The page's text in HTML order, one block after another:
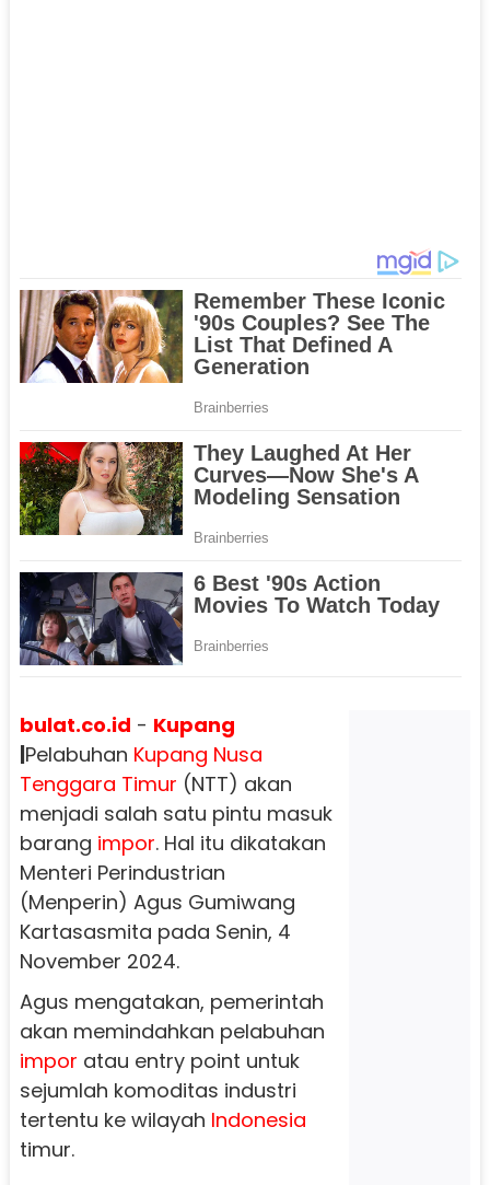
bulat.co.id - Kupang
|Pelabuhan Kupang Nusa
Tenggara Timur (NTT) akan
menjadi salah satu pintu masuk
barang impor. Hal itu dikatakan
Menteri Perindustrian
(Menperin) Agus Gumiwang
Kartasasmita pada Senin, 4
November 2024.
Agus mengatakan, pemerintah
akan memindahkan pelabuhan
impor atau entry point untuk
sejumlah komoditas industri
tertentu ke wilayah Indonesia
timur.